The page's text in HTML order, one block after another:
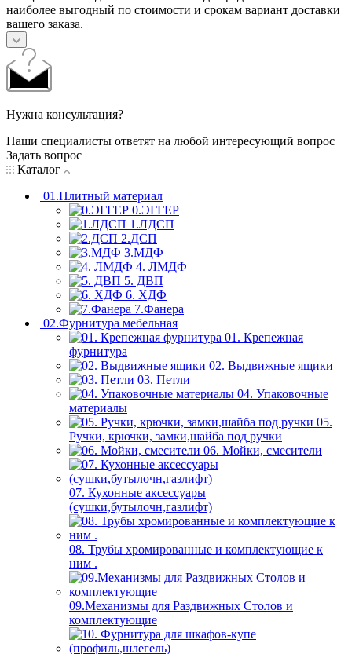
наиболее выгодный по стоимости и срокам вариант доставки
вашего заказа.
Нужна консультация?
Наши специалисты ответят на любой интересующий вопрос
Задать вопрос
Каталог
01.Плитный материал
0.ЭГГЕР
1.ЛДСП
2.ДСП
3.МДФ
4. ЛМДФ
5. ДВП
6. ХДФ
7.Фанера
02.Фурнитура мебельная
01. Крепежная
фурнитура
02. Выдвижные ящики
03. Петли
04. Упаковочные
материалы
05.
Ручки, крючки, замки,шайба под ручки
06. Мойки, смесители
07. Кухонные аксессуары
(сушки,бутылочн,газлифт)
08. Трубы хромированные и комплектующие к
ним .
09.Механизмы для Раздвижных Столов и
комплектующие